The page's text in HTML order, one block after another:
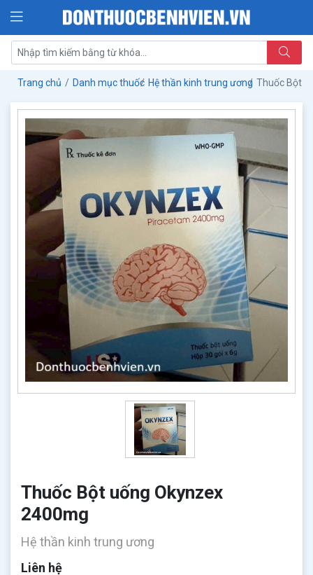
Trang chủ Danh mục thuốc Hệ thần kinh trung ương Thuốc Bột
Thuốc Bột uống Okynzex
2400mg
Hệ thần kinh trung ương
Liên hệ